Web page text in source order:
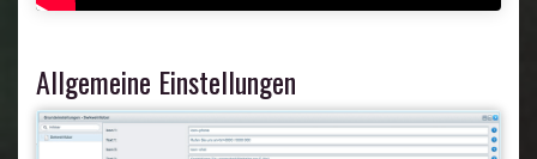
Allgemeine Einstellungen